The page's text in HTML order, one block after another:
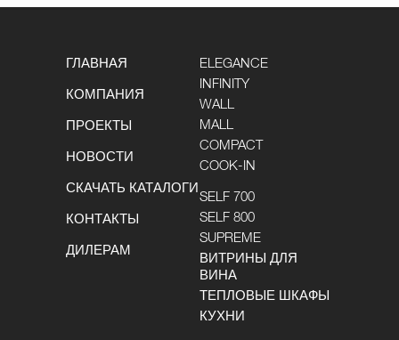
ГЛАВНАЯ
КОМПАНИЯ
ПРОЕКТЫ
НОВОСТИ
СКАЧАТЬ КАТАЛОГИ
КОНТАКТЫ
ДИЛЕРАМ
ELEGANCE
INFINITY
WALL
MALL
COMPACT
COOK-IN
SELF 700
SELF 800
SUPREME
ВИТРИНЫ ДЛЯ
ВИНА
ТЕПЛОВЫЕ ШКАФЫ
КУХНИ